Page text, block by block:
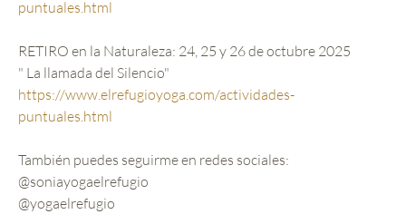
puntuales.html
RETIRO en la Naturaleza: 24, 25 y 26 de octubre 2025
" La llamada del Silencio"
https://www.elrefugioyoga.com/actividades-
puntuales.html
También puedes seguirme en redes sociales:
@soniayogaelrefugio
@yogaelrefugio